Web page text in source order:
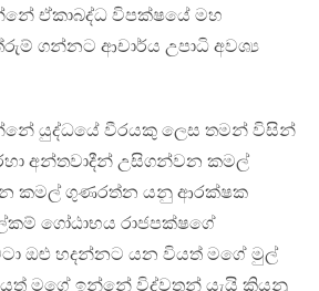
ඒකාබද්ධ විපක්ෂයේ මහ
ගන්නට ආචාර්ය උපාධි අවශ්‍ය
යුද්ධයේ වීරයකු ලෙස තමන් විසින්
අන්තවාදීන් උසිගන්වන කමල්
කමල් ගුණරත්න යනු ආරක්ෂක
ගෝඨාභය රාජපක්ෂගේ
ඔළු හදන්නට යන වියත් මගේ මුල්
මගේ ඉන්නේ විද්වතුන් යැයි කියනු